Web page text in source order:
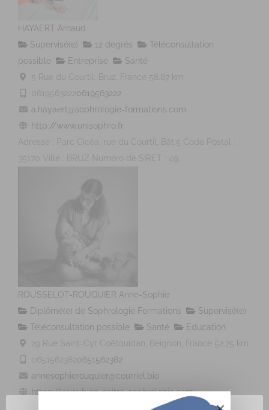
HAYAERT Arnaud
Supervisé(e)
12 degrés
Téléconsultation
possible
Entreprise
Santé
5 Rue du Courtil, Bruz, France
58.87 km
06195632220619563222
a.hayaert@sophrologie-formations.com
http://www.unisophro.fr
Adresse : Parc Cicéa, rue du Courtil, Bât.5 Code Postal :
35170 Ville : BRUZ Numéro de SIRET : 49...
ROUSSELOT-ROUQUIER Anne-Sophie
Diplômé(e) de Sophrologie Formations
Supervisé(e)
Téléconsultation possible
Santé
Education
29 Rue Saint-Cyr Coëtquidan, Beignon, France
52.75 km
06515623820651562382
annesophierouquier@courriel.bio
https://www.bien-naitre-sophrologie.com